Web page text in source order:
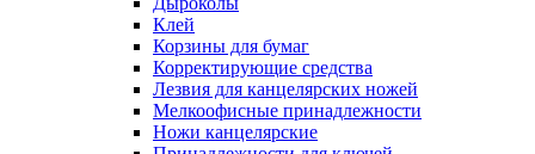
Клей
Корзины для бумаг
Корректирующие средства
Лезвия для канцелярских ножей
Мелкоофисные принадлежности
Ножи канцелярские